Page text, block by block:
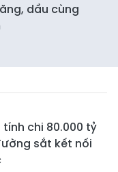
dầu cùng
tính chi 80.000 tỷ
sắt kết nối